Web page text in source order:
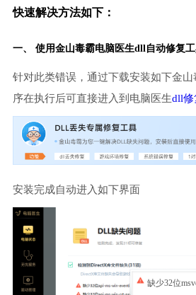
快速解决方法如下：
一、 使用金山毒霸电脑医生dll自动修复工
针对此类错误，通过下载安装如下金
序在执行后可直接进入到电脑医生dll修
安装完成自动进入如下界面
缺少32位